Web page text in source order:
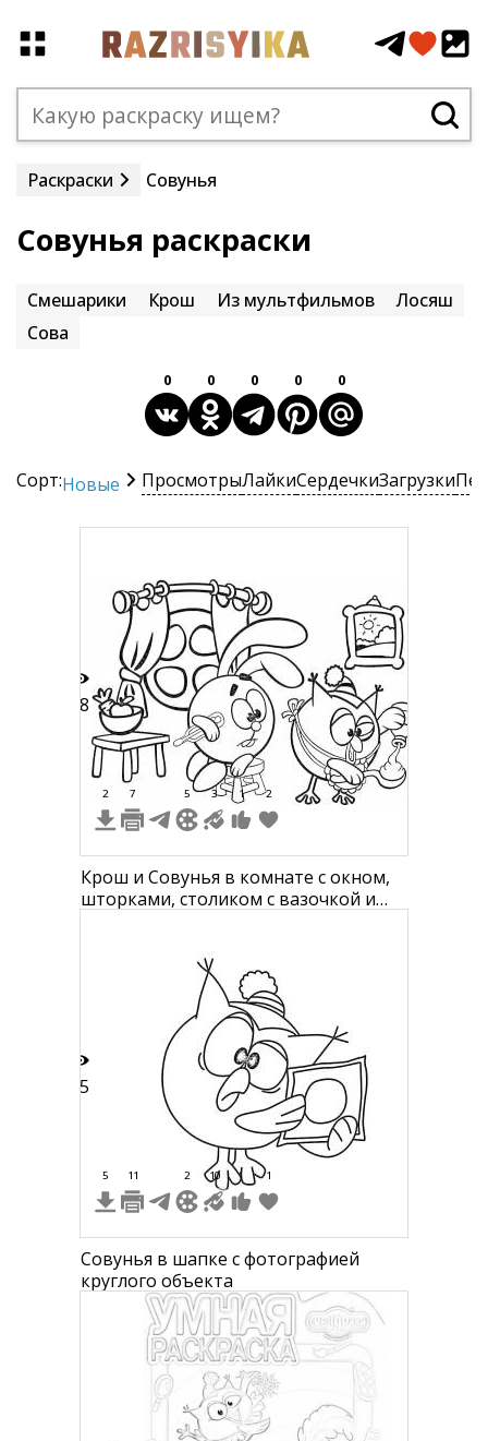
Раскраски Совунья
Совунья раскраски
Смешарики Крош Из мультфильмов
Лосяш
Сова
0 0 0 0 0
Сорт:Новые ПросмотрыЛайкиСердечкиЗагрузки
18
2 7 5 3 1 2
Крош и Совунья в комнате с окном,
шторками, столиком с вазочкой и
15
5 11 2 10 1
Совунья в шапке с фотографией
круглого объекта